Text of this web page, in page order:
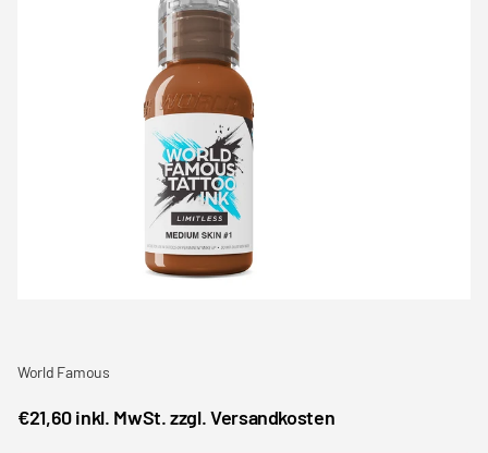
World Famous
€21,60 inkl. MwSt. zzgl. Versandkosten